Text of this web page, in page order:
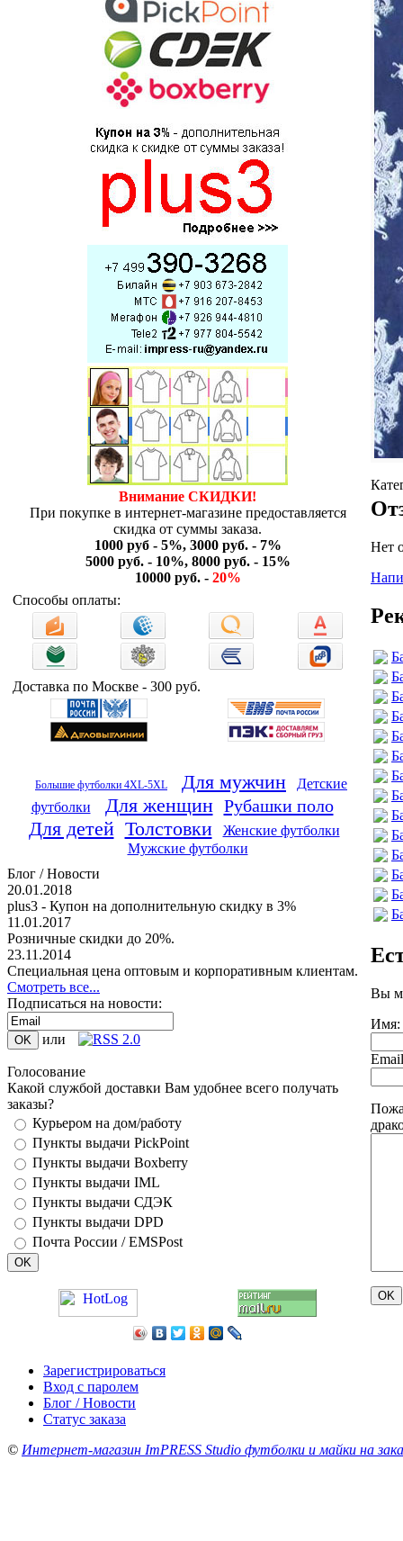
Внимание СКИДКИ!
При покупке в интернет-магазине предоставляется
скидка от суммы заказа.
1000 руб - 5%, 3000 руб. - 7%
5000 руб. - 10%, 8000 руб. - 15%
10000 руб. - 20%
Способы оплаты:
Доставка по Москве - 300 руб.
Большие футболки 4XL-5XL Для мужчин
Детские
футболки
Для женщин Рубашки поло
Для детей Толстовки
Женские футболки
Мужские футболки
Блог / Новости
20.01.2018
plus3 - Купон на дополнительную скидку в 3%
11.01.2017
Розничные скидки до 20%.
23.11.2014
Специальная цена оптовым и корпоративным клиентам.
Смотреть все...
Подписаться на новости:
или
Голосование
Какой службой доставки Вам удобнее всего получать
заказы?
Курьером на дом/работу
Пункты выдачи PickPoint
Пункты выдачи Boxberry
Пункты выдачи IML
Пункты выдачи СДЭК
Пункты выдачи DPD
Почта России / EMSPost
Нет
Вы
Имя:
Email
Зарегистрироваться
Вход с паролем
Блог / Новости
Статус заказа
© Интернет-магазин ImPRESS Studio футболки и майки на